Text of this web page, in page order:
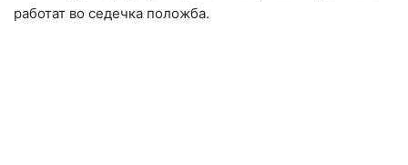
работат во седечка положба.